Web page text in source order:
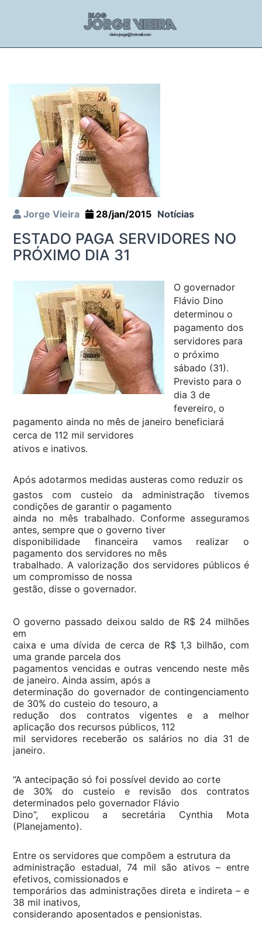
Jorge Vieira 28/jan/2015 Notícias
ESTADO PAGA SERVIDORES NO
PRÓXIMO DIA 31
O governador
Flávio Dino
determinou o
pagamento dos
servidores para
o próximo
sábado (31).
Previsto para o
dia 3 de
fevereiro, o
pagamento ainda no mês de janeiro beneficiará
cerca de 112 mil servidores
ativos e inativos.
Após adotarmos medidas austeras como reduzir os
gastos com custeio da administração tivemos
condições de garantir o pagamento
ainda no mês trabalhado. Conforme asseguramos
antes, sempre que o governo tiver
disponibilidade financeira vamos realizar o
pagamento dos servidores no mês
trabalhado. A valorização dos servidores públicos é
um compromisso de nossa
gestão, disse o governador.
O governo passado deixou saldo de R$ 24 milhões
em
caixa e uma dívida de cerca de R$ 1,3 bilhão, com
uma grande parcela dos
pagamentos vencidas e outras vencendo neste mês
de janeiro. Ainda assim, após a
determinação do governador de contingenciamento
de 30% do custeio do tesouro, a
redução dos contratos vigentes e a melhor
aplicação dos recursos públicos, 112
mil servidores receberão os salários no dia 31 de
janeiro.
“A antecipação só foi possível devido ao corte
de 30% do custeio e revisão dos contratos
determinados pelo governador Flávio
Dino”, explicou a secretária Cynthia Mota
(Planejamento).
Entre os servidores que compõem a estrutura da
administração estadual, 74 mil são ativos – entre
efetivos, comissionados e
temporários das administrações direta e indireta – e
38 mil inativos,
considerando aposentados e pensionistas.